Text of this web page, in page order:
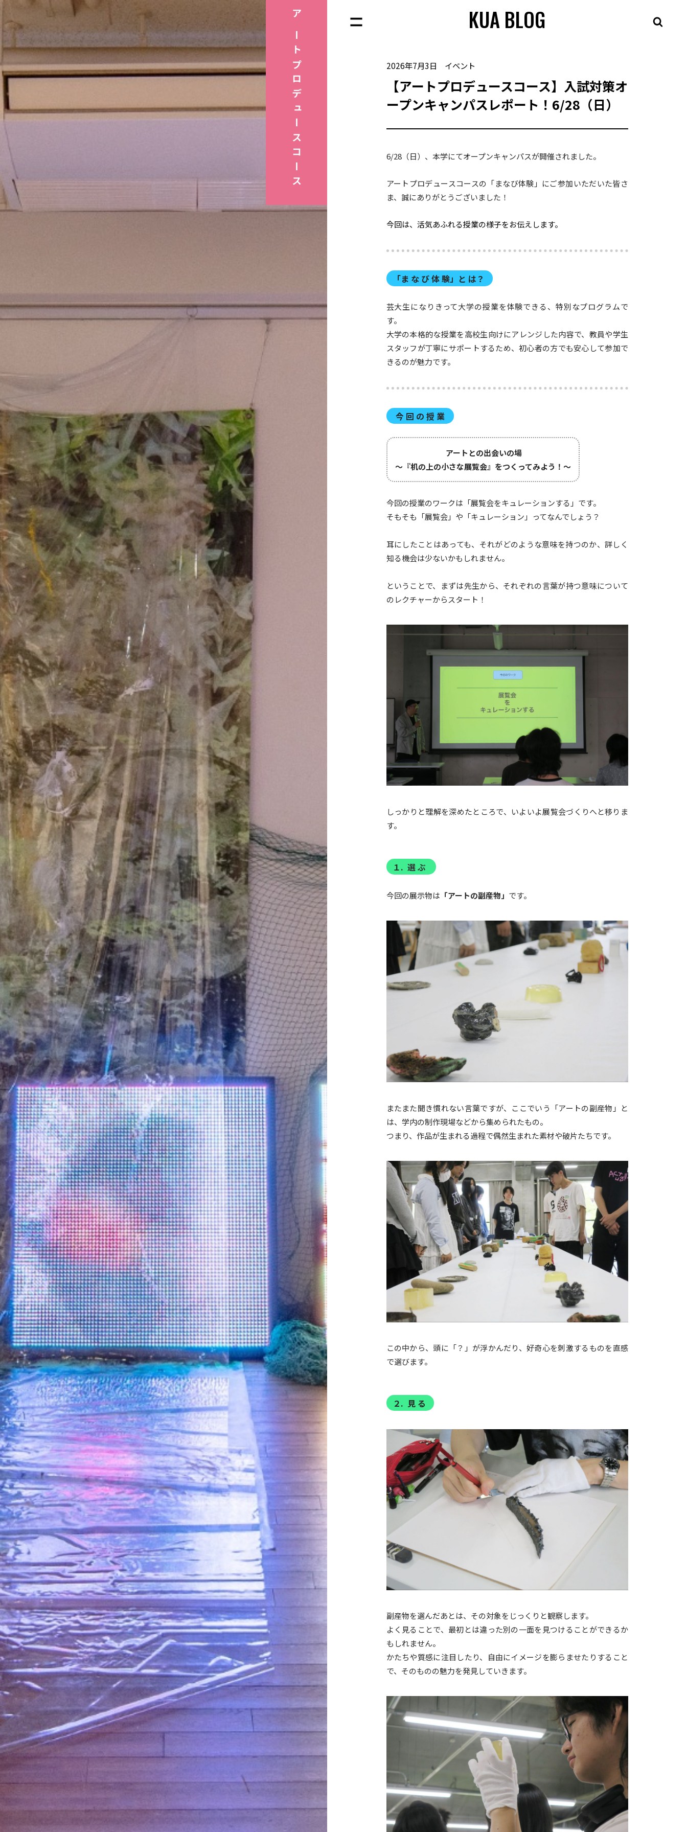
KUA BLOG
アートプロデュース
コース
2026年7月3日 イベント
【アートプロデュースコース】入試対策オ
ープンキャンパスレポート！6/28（日）
6/28（日）、本学にてオープンキャンパスが開催されました。
アートプロデュースコースの「まなび体験」にご参加いただいた皆さ
ま、誠にありがとうございました！
今回は、活気あふれる授業の様子をお伝えします。
「ま な び 体 験」と は？
芸大生になりきって大学の授業を体験できる、特別なプログラムで
す。
大学の本格的な授業を高校生向けにアレンジした内容で、教員や学生
スタッフが丁寧にサポートするため、初心者の方でも安心して参加で
きるのが魅力です。
今 回 の 授 業
アートとの出会いの場
～『机の上の小さな展覧会』をつくってみよう！～
今回の授業のワークは「展覧会をキュレーションする」です。
そもそも「展覧会」や「キュレーション」ってなんでしょう？
耳にしたことはあっても、それがどのような意味を持つのか、詳しく
知る機会は少ないかもしれません。
ということで、まずは先生から、それぞれの言葉が持つ意味について
のレクチャーからスタート！
しっかりと理解を深めたところで、いよいよ展覧会づくりへと移りま
す。
１. 選 ぶ
今回の展示物は 「アートの副産物」 です。
またまた聞き慣れない言葉ですが、ここでいう「アートの副産物」と
は、学内の制作現場などから集められたもの。
つまり、作品が生まれる過程で偶然生まれた素材や破片たちです。
この中から、頭に「？」が浮かんだり、好奇心を刺激するものを直感
で選びます。
２. 見 る
副産物を選んだあとは、その対象をじっくりと観察します。
よく見ることで、最初とは違った別の一面を見つけることができるか
もしれません。
かたちや質感に注目したり、自由にイメージを膨らませたりすること
で、そのものの魅力を発見していきます。